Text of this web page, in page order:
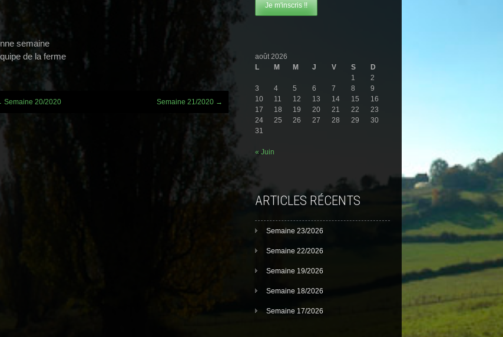
semaine
de la ferme
Semaine 20/2020 Semaine 21/2020 →
août 2026
L
M M J V S
D
1
2
3
4 5 6 7 8
9
10
11 12 13 14 15
16
17
18 19 20 21 22
23
24
25 26 27 28 29
30
31
« Juin
ARTICLES RÉCENTS
Semaine 23/2026
Semaine 22/2026
Semaine 19/2026
Semaine 18/2026
Semaine 17/2026